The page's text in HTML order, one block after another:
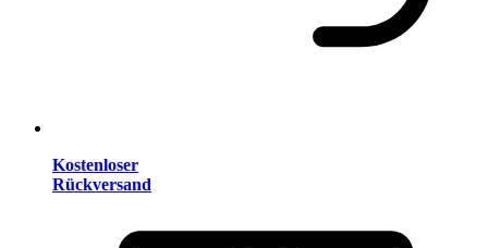
Kostenloser
Rückversand